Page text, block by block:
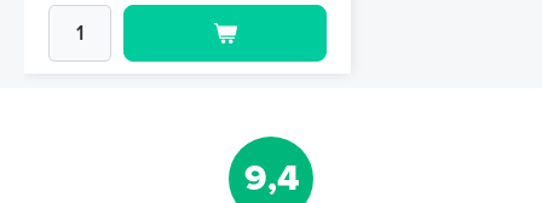
9,4